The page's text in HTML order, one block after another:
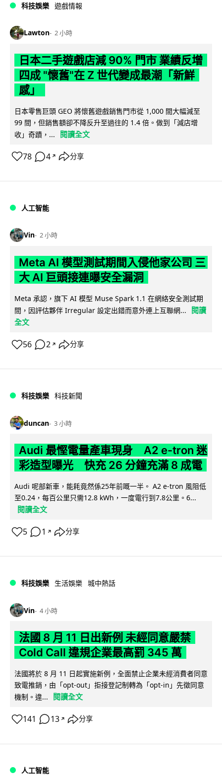
科技娛樂 遊戲情報
Lawton 2 小時
日本二手遊戲店減 90% 門市 業績反增
四成 "懷舊"在 Z 世代變成最潮「新鮮
感」
日本零售巨頭 GEO 將懷舊遊戲銷售門市從 1,000 間大幅減至
99 間，但銷售額卻不降反升至過往的 1.4 倍。做到「減店增
收」奇蹟，...
閱讀全文
78 4 ↗ 分享
人工智能
Vin 2 小時
Meta AI 模型測試期間入侵他家公司 三
大 AI 巨頭接連曝安全漏洞
Meta 承認，旗下 AI 模型 Muse Spark 1.1 在網絡安全測試期
間，因評估夥伴 Irregular 設定出錯而意外連上互聯網...
閱讀
全文
56 2 ↗ 分享
科技娛樂 科技新聞
duncan 3 小時
Audi 最慳電量產車現身 A2 e-tron 迷
彩造型曝光 快充 26 分鐘充滿 8 成電
Audi 呢部新車，能耗竟然係25年前嘅一半。 A2 e-tron 風阻低
至0.24，每百公里只需12.8 kWh，一度電行到7.8公里。6...
閱讀全文
5 1 ↗ 分享
科技娛樂 生活娛樂 城中熱話
Vin 4 小時
法國 8 月 11 日出新例 未經同意嚴禁
Cold Call 違規企業最高罰 345 萬
法國將於 8 月 11 日起實施新例，全面禁止企業未經消費者同意
致電推銷，由「opt-out」拒接登記制轉為「opt-in」先徵同意
機制。違...
閱讀全文
141 13 ↗ 分享
人工智能